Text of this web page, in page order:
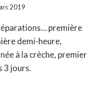
2019
première
demi-heure,
à la crèche, premier
3 jours.